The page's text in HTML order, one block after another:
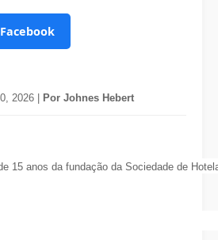
Facebook
2026 | Por Johnes Hebert
15 anos da fundação da Sociedade de